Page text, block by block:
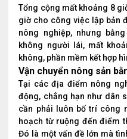
Tổng cộng mất khoảng 8
giờ cho công việc lập bản
nông nghiệp, nhưng
không người lái, mất
không, phần mềm kết hợp
Vận chuyển nông sản
Tại các địa điểm nông
động, chẳng hạn như dân
cần phải luôn bố trí công
hoạch từ ruộng đến điểm
Đó là một vấn đề lớn mà